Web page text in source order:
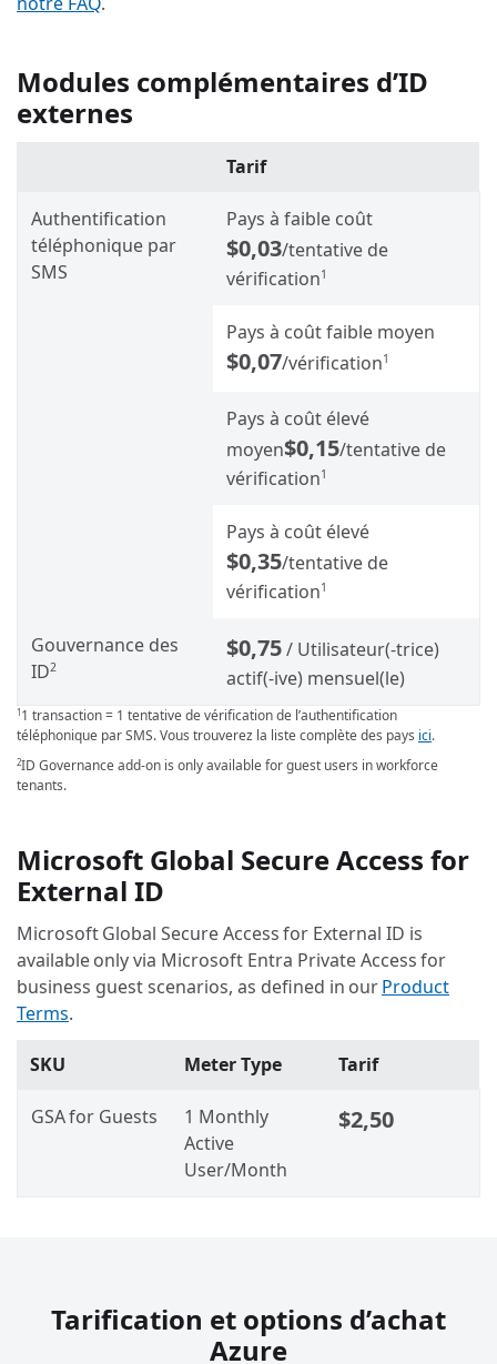
Modules complémentaires d’ID
externes
Tarif
Authentification
téléphonique par
SMS
Pays à faible coût
$0,03/tentative de
vérification1
Pays à coût faible moyen
$0,07/vérification1
Pays à coût élevé
moyen$0,15/tentative de
vérification1
Pays à coût élevé
$0,35/tentative de
vérification1
Gouvernance des
ID2
$0,75/ Utilisateur(-trice)
actif(-ive) mensuel(le)
1 1 transaction = 1 tentative de vérification de l’authentification
téléphonique par SMS. Vous trouverez la liste complète des pays ici.
2ID Governance add-on is only available for guest users in workforce
tenants.
Microsoft Global Secure Access for
External ID
Microsoft Global Secure Access for External ID is
available only via Microsoft Entra Private Access for
business guest scenarios, as defined in ourProduct
Terms.
SKU Meter Type Tarif
GSA for Guests
1 Monthly
Active
User/Month
$2,50
Tarification et options d’achat
Azure